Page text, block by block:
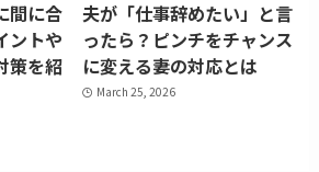
間に合
ントや
策を紹
夫が「仕事辞めたい」と言
ったら？ピンチをチャンス
に変える妻の対応とは
March 25, 2026